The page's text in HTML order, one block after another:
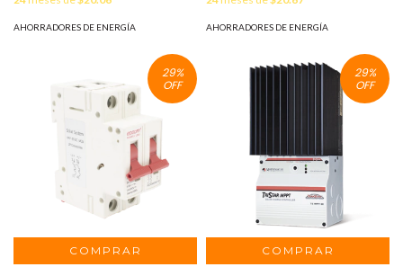
Montaje Riel DIN MOD:
FPV632PC40
AHORRADORES DE ENERGÍA
Montaje Riel DIN MOD:
FPV632PC32
AHORRADORES DE ENERGÍA
29%
OFF
29%
OFF